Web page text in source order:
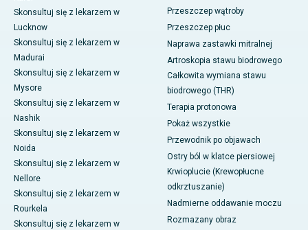
Skonsultuj się z lekarzem w
Lucknow
Skonsultuj się z lekarzem w
Madurai
Skonsultuj się z lekarzem w
Mysore
Skonsultuj się z lekarzem w
Nashik
Skonsultuj się z lekarzem w
Noida
Skonsultuj się z lekarzem w
Nellore
Skonsultuj się z lekarzem w
Rourkela
Skonsultuj się z lekarzem w
Przeszczep wątroby
Przeszczep płuc
Naprawa zastawki mitralnej
Artroskopia stawu biodrowego
Całkowita wymiana stawu
biodrowego (THR)
Terapia protonowa
Pokaż wszystkie
Przewodnik po objawach
Ostry ból w klatce piersiowej
Krwioplucie (Krewopłucne
odkrztuszanie)
Nadmierne oddawanie moczu
Rozmazany obraz